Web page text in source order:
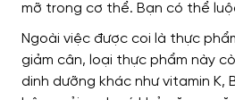
mỡ trong cơ thể. Bạn có thể
Ngoài việc được coi là thực
giảm cân, loại thực phẩm này
dinh dưỡng khác như vitamin K,